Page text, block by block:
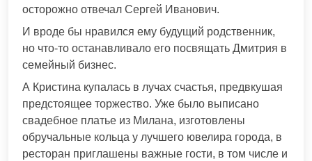
осторожно отвечал Сергей Иванович.
И вроде бы нравился ему будущий родственник,
но что-то останавливало его посвящать Дмитрия в
семейный бизнес.
А Кристина купалась в лучах счастья, предвкушая
предстоящее торжество. Уже было выписано
свадебное платье из Милана, изготовлены
обручальные кольца у лучшего ювелира города, в
ресторан приглашены важные гости, в том числе и